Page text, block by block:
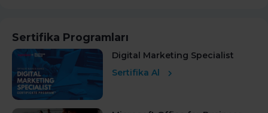
Sertifika Programları
Digital Marketing Specialist
Sertifika Al